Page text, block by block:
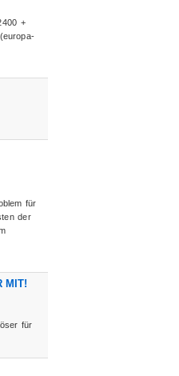
+
für
der
MIT!
für